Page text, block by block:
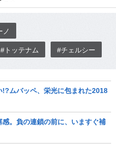
ノ
#トッテナム #チェルシー
!?ムバッペ、栄光に包まれた2018
。負の連鎖の前に、いますぐ補